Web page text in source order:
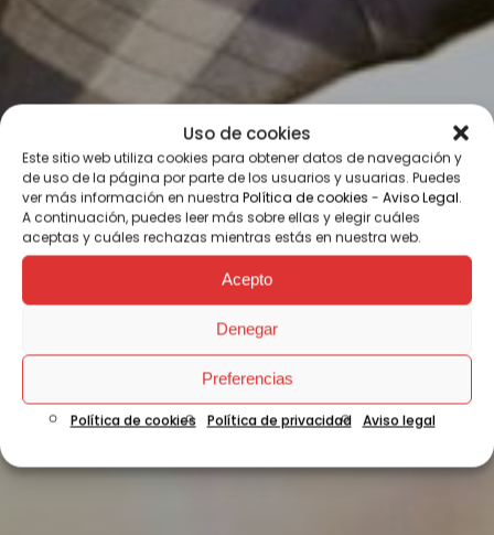
Uso de cookies
Este sitio web utiliza cookies para obtener datos de navegación y
de uso de la página por parte de los usuarios y usuarias. Puedes
ver más información en nuestra Política de cookies - Aviso Legal.
A continuación, puedes leer más sobre ellas y elegir cuáles
aceptas y cuáles rechazas mientras estás en nuestra web.
Acepto
Denegar
Preferencias
Política de cookies Política de privacidad Aviso legal